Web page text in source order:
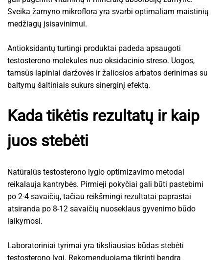
Sveika žarnyno mikroflora yra svarbi optimaliam maistinių
medžiagų įsisavinimui.
Antioksidantų turtingi produktai padeda apsaugoti
testosterono molekules nuo oksidacinio streso. Uogos,
tamsūs lapiniai daržovės ir žaliosios arbatos derinimas su
baltymų šaltiniais sukurs sinerginį efektą.
Kada tikėtis rezultatų ir kaip
juos stebėti
Natūralūs testosterono lygio optimizavimo metodai
reikalauja kantrybės. Pirmieji pokyčiai gali būti pastebimi
po 2-4 savaičių, tačiau reikšmingi rezultatai paprastai
atsiranda po 8-12 savaičių nuoseklaus gyvenimo būdo
laikymosi.
Laboratoriniai tyrimai yra tiksliausias būdas stebėti
testosterono lygį. Rekomenduojama tikrinti bendrą